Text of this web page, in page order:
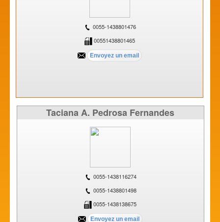
0055-1438801476
00551438801465
Taciana A. Pedrosa Fernandes
0055-1438116274
0055-1438801498
0055-1438138675